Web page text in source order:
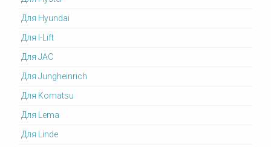
Для Hyundai
Для I-Lift
Для JAC
Для Jungheinrich
Для Komatsu
Для Lema
Для Linde